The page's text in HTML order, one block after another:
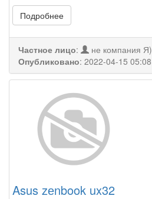
Подробнее
Частное лицо:
не компания Я)
Опубликовано: 2022-04-15 05:08
Asus zеnbook ux32